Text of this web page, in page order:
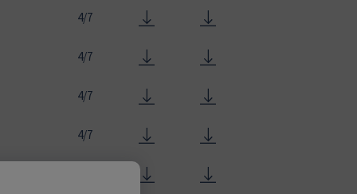
4/7
4/7
4/7
4/7